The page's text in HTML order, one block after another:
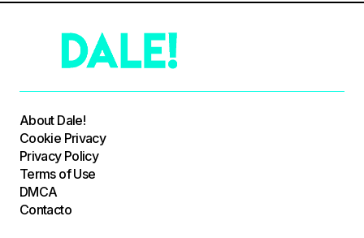
About Dale!
Cookie Privacy
Privacy Policy
Terms of Use
DMCA
Contacto